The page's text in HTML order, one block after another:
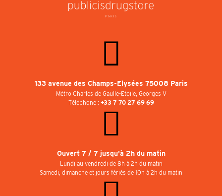
133 avenue des Champs-Elysées 75008 Paris
Métro Charles de Gaulle-Etoile, Georges V
Téléphone : +33 7 70 27 69 69
Ouvert 7 / 7 jusqu'à 2h du matin
Lundi au vendredi de 8h à 2h du matin
Samedi, dimanche et jours fériés de 10h à 2h du matin